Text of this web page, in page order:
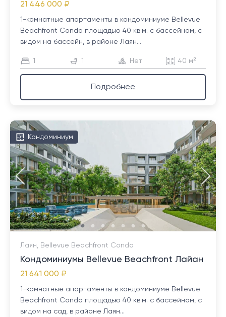
21 446 000 ₽
1-комнатные апартаменты в кондоминиуме Bellevue
Beachfront Condo площадью 40 кв.м. с бассейном, с
видом на бассейн, в районе Лаян...
1 1 Нет 40 м²
Подробнее
Кондоминиум
Лаян, Bellevue Beachfront Condo
Кондоминиумы Bellevue Beachfront Лайан
21 641 000 ₽
1-комнатные апартаменты в кондоминиуме Bellevue
Beachfront Condo площадью 40 кв.м. с бассейном, с
видом на сад, в районе Лаян...